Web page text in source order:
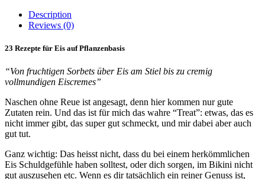
Description
Reviews (0)
23 Rezepte für Eis auf Pflanzenbasis
“Von fruchtigen Sorbets über Eis am Stiel bis zu cremig
vollmundigen Eiscremes”
Naschen ohne Reue ist angesagt, denn hier kommen nur gute
Zutaten rein. Und das ist für mich das wahre “Treat”: etwas, das es
nicht immer gibt, das super gut schmeckt, und mir dabei aber auch
gut tut.
Ganz wichtig: Das heisst nicht, dass du bei einem herkömmlichen
Eis Schuldgefühle haben solltest, oder dich sorgen, im Bikini nicht
gut auszusehen etc. Wenn es dir tatsächlich ein reiner Genuss ist,